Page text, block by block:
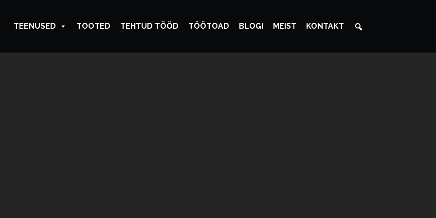
TEENUSED TOOTED TEHTUD TÖÖD TÖÖTOAD BLOGI MEIST KONTAKT